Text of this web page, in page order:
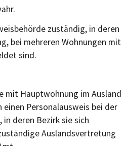
zuständig, in deren
bei mehreren Wohnungen mit
sind.
mit Hauptwohnung im Ausland
Personalausweis bei der
deren Bezirk sie sich
Auslandsvertretung